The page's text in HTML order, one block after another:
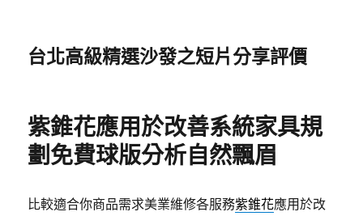
台北高級精選沙發之短片分享評價
紫錐花應用於改善系統家具規
劃免費球版分析自然飄眉
比較適合你商品需求美業維修各服務紫錐花應用於改